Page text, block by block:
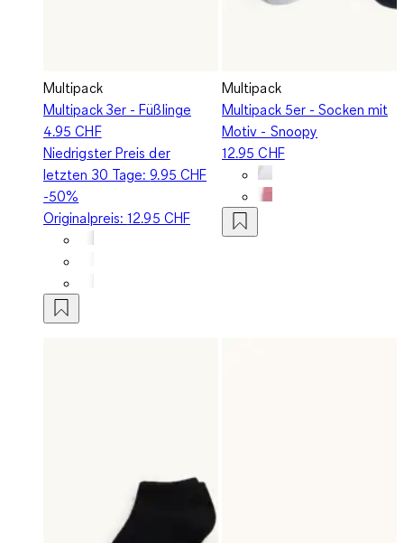
Multipack
Multipack 3er - Füßlinge
4.95 CHF
Niedrigster Preis der
letzten 30 Tage:9.95 CHF
-50%
Originalpreis:12.95 CHF
Multipack
Multipack 5er - Socken mit
Motiv - Snoopy
12.95 CHF